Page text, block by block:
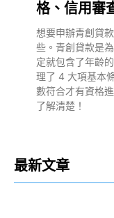
格、信用審
想要申辦青創貸
些。青創貸款是
定就包含了年齡
理了 4 大項基本
數符合才有資格
了解清楚！
最新文章